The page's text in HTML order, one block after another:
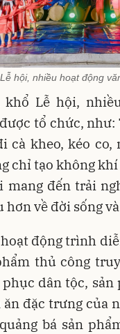
hội, nhiều hoạt động
khổ Lễ hội,
tổ chức, như:
cà kheo, kéo
chỉ tạo không
mang đến trải
về đời sống
động trình
thủ công
dân tộc,
đặc trưng của
bá sản